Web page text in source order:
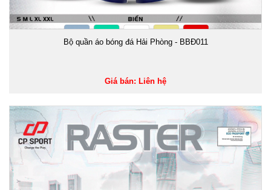
Bộ quần áo bóng đá Hải Phòng - BBĐ011
Giá bán: Liên hệ